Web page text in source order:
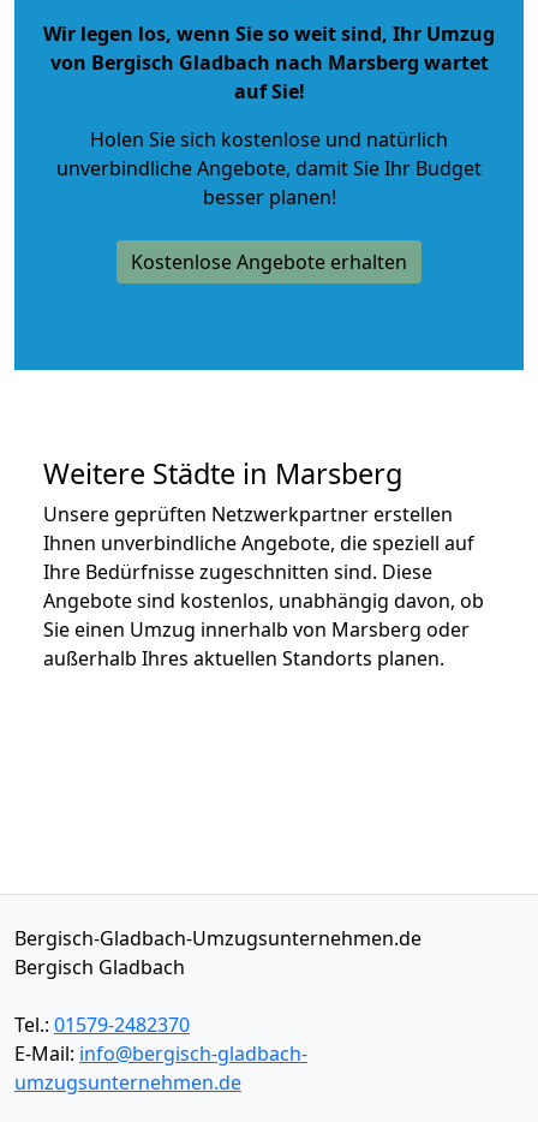
Wir legen los, wenn Sie so weit sind, Ihr Umzug
von Bergisch Gladbach nach Marsberg wartet
auf Sie!
Holen Sie sich kostenlose und natürlich
unverbindliche Angebote, damit Sie Ihr Budget
besser planen!
Kostenlose Angebote erhalten
Weitere Städte in Marsberg
Unsere geprüften Netzwerkpartner erstellen
Ihnen unverbindliche Angebote, die speziell auf
Ihre Bedürfnisse zugeschnitten sind. Diese
Angebote sind kostenlos, unabhängig davon, ob
Sie einen Umzug innerhalb von Marsberg oder
außerhalb Ihres aktuellen Standorts planen.
Bergisch-Gladbach-Umzugsunternehmen.de
Bergisch Gladbach
Tel.: 01579-2482370
E-Mail: info@bergisch-gladbach-
umzugsunternehmen.de